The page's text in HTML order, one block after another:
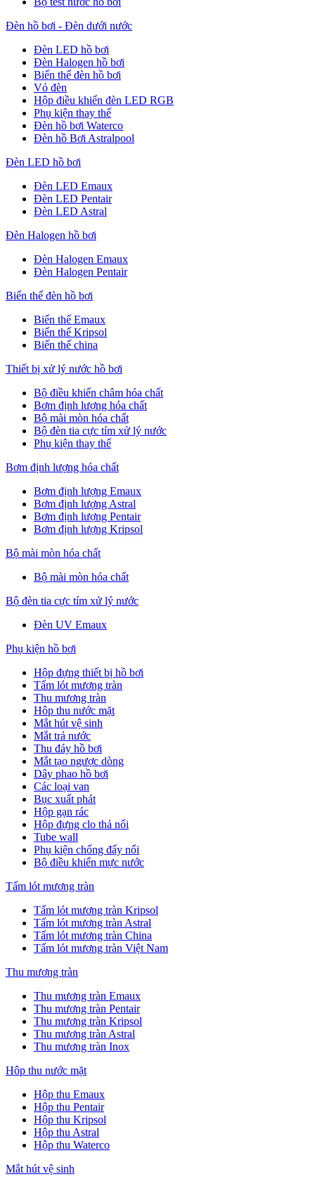
Đèn hồ bơi - Đèn dưới nước
Đèn LED hồ bơi
Đèn Halogen hồ bơi
Biến thế đèn hồ bơi
Vỏ đèn
Hộp điều khiển đèn LED RGB
Phụ kiện thay thế
Đèn hồ bơi Waterco
Đèn hồ Bơi Astralpool
Đèn LED hồ bơi
Đèn LED Emaux
Đèn LED Pentair
Đèn LED Astral
Đèn Halogen hồ bơi
Đèn Halogen Emaux
Đèn Halogen Pentair
Biến thế đèn hồ bơi
Biến thế Emaux
Biến thế Kripsol
Biến thế china
Thiết bị xử lý nước hồ bơi
Bộ điều khiển châm hóa chất
Bơm định lượng hóa chất
Bộ mài mòn hóa chất
Bộ đèn tia cực tím xử lý nước
Phụ kiện thay thế
Bơm định lượng hóa chất
Bơm định lượng Emaux
Bơm định lượng Astral
Bơm định lượng Pentair
Bơm định lượng Kripsol
Bộ mài mòn hóa chất
Bộ mài mòn hóa chất
Bộ đèn tia cực tím xử lý nước
Đèn UV Emaux
Phụ kiện hồ bơi
Hộp đựng thiết bị hồ bơi
Tấm lót mương tràn
Thu mương tràn
Hôp thu nước mặt
Mắt hút vệ sinh
Mắt trả nước
Thu đáy hồ bơi
Mắt tạo ngược dòng
Dây phao hồ bơi
Các loại van
Bục xuất phát
Hộp gạn rác
Hộp đựng clo thả nổi
Tube wall
Phụ kiện chống đẩy nổi
Bộ điều khiển mực nước
Tấm lót mương tràn
Tấm lót mương tràn Kripsol
Tấm lót mương tràn Astral
Tấm lót mương tràn China
Tấm lót mương tràn Việt Nam
Thu mương tràn
Thu mương tràn Emaux
Thu mương tràn Pentair
Thu mương tràn Kripsol
Thu mương tràn Astral
Thu mương tràn Inox
Hôp thu nước mặt
Hộp thu Emaux
Hộp thu Pentair
Hộp thu Kripsol
Hộp thu Astral
Hộp thu Waterco
Mắt hút vệ sinh